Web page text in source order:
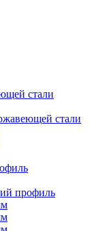
стали
стали
профиль